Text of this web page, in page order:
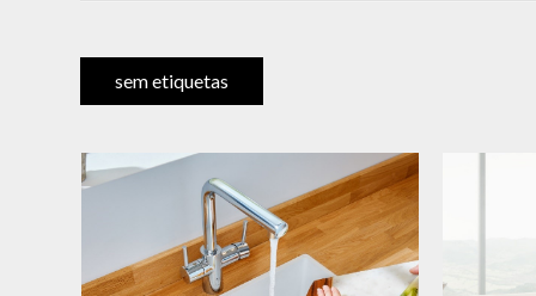
sem etiquetas